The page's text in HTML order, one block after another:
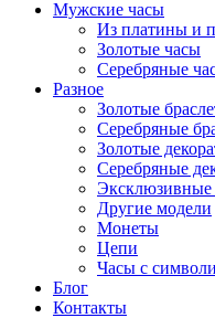
Мужские часы
Из платины и
Золотые часы
Серебряные
Разное
Золотые
Серебряные
Золотые
Серебряные
Эксклюзивные
Другие модели
Монеты
Цепи
Часы с
Блог
Контакты